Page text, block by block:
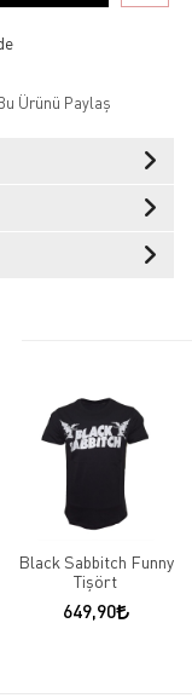
Ürünü Paylaş
Black Sabbitch Funny
Tişört
649,90